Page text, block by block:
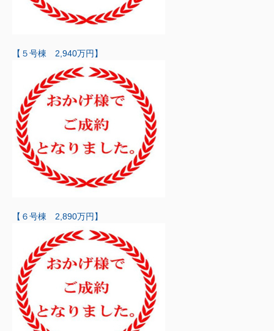
【５号棟 2,940万円】
【６号棟 2,890万円】